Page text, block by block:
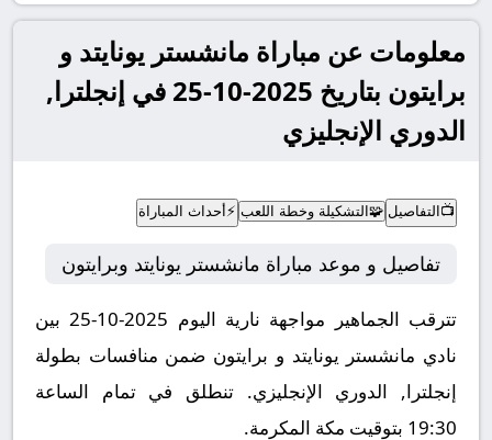
معلومات عن مباراة مانشستر يونايتد و
برايتون بتاريخ 2025-10-25 في إنجلترا,
الدوري الإنجليزي
📺 التفاصيل 🧩 التشكيلة وخطة اللعب ⚡ أحداث المباراة
تفاصيل و موعد مباراة مانشستر يونايتد وبرايتون
تترقب الجماهير مواجهة نارية اليوم 2025-10-25 بين
نادي مانشستر يونايتد و برايتون ضمن منافسات بطولة
إنجلترا, الدوري الإنجليزي. تنطلق في تمام الساعة
19:30 بتوقيت مكة المكرمة.